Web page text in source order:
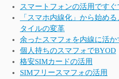
スマートフォンの活用です
「スマホ内線化」から始め
タイルの変革
余ったスマフォを内線に活か
個人持ちのスマフォでBYOD
格安SIMカードの活用
SIMフリースマフォの活用